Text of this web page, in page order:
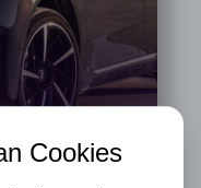
Cookies